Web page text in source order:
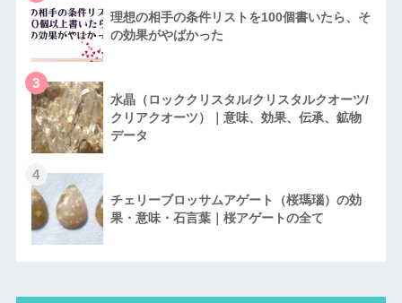
理想の相手の条件リストを100個書いたら、そ
の効果がやばかった
3
水晶（ロッククリスタル/クリスタルクオーツ/
クリアクオーツ）｜意味、効果、伝承、鉱物
データ
4
チェリーブロッサムアゲート（桜瑪瑙）の効
果・意味・石言葉｜桜アゲートの全て